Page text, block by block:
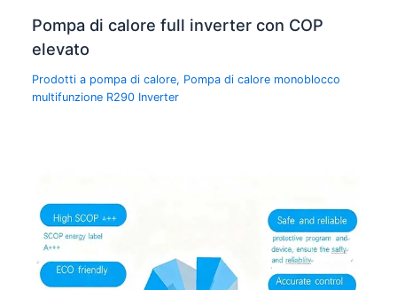
Pompa di calore full inverter con COP
elevato
Prodotti a pompa di calore, Pompa di calore monoblocco
multifunzione R290 Inverter